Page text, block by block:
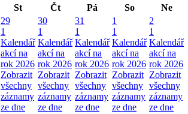
St Čt Pá So
Ne
29
1
Kalendář
akcí na
rok 2026
Zobrazit
všechny
záznamy
ze dne
30
1
Kalendář
akcí na
rok 2026
Zobrazit
všechny
záznamy
ze dne
31
1
Kalendář
akcí na
rok 2026
Zobrazit
všechny
záznamy
ze dne
1
1
Kalendář
akcí na
rok 2026
Zobrazit
všechny
záznamy
ze dne
2
1
Kalendář
akcí na
rok 2026
Zobrazit
všechny
záznamy
ze dne